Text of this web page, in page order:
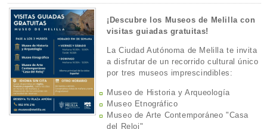
¡Descubre los Museos de Melilla con
visitas guiadas gratuitas!
La Ciudad Autónoma de Melilla te invita
a disfrutar de un recorrido cultural único
por tres museos imprescindibles:
Museo de Historia y Arqueología
Museo Etnográfico
Museo de Arte Contemporáneo "Casa
del Reloj"